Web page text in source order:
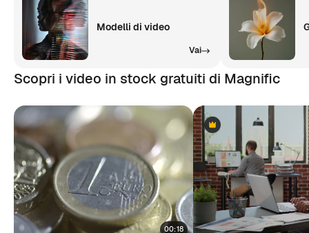
Modelli di video
Vai
Scopri i video in stock gratuiti di Magnific
00:18
Premium
Premium